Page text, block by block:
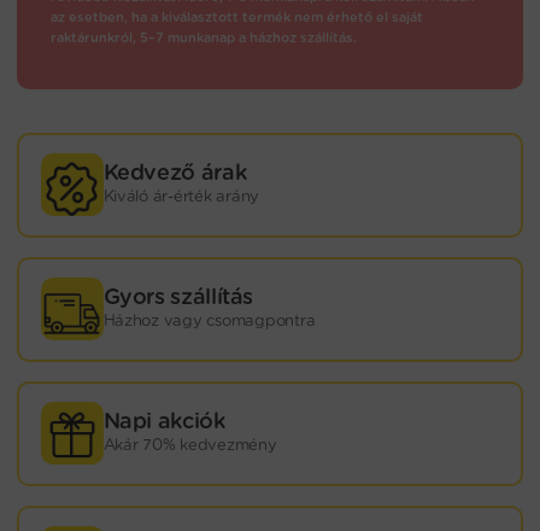
az esetben, ha a kiválasztott termék nem érhető el saját
raktárunkról, 5–7 munkanap a házhoz szállítás.
Kedvező árak
Kiváló ár-érték arány
Gyors szállítás
Házhoz vagy csomagpontra
Napi akciók
Akár 70% kedvezmény